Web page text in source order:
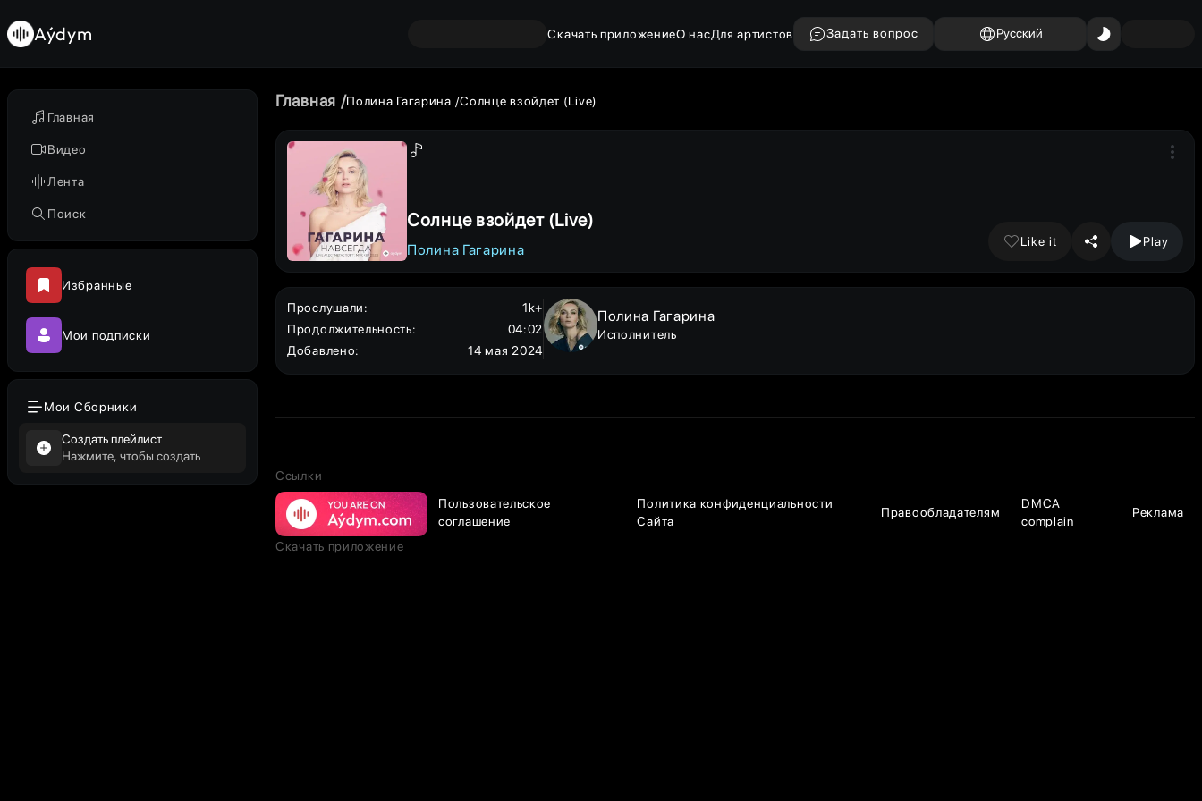
Главная
Видео
Лента
Поиск
Избранные
Мои подписки
Мои Сборники
Создать плейлист
Нажмите, чтобы создать
Aýdym Скачать приложениеО насДля артистов Задать вопрос Русский
Главная Полина Гагарина Солнце взойдет (Live)
Солнце взойдет (Live)
Полина Гагарина
Like it Play
Прослушали:
1k+
Продолжительность:
04:02
Добавлено: 14 мая 2024
Полина Гагарина
Исполнитель
Ссылки
Пользовательское
соглашение
Политика конфиденциальности
Сайта
Правообладателям
DMCA
complain
Реклама
Скачать приложение